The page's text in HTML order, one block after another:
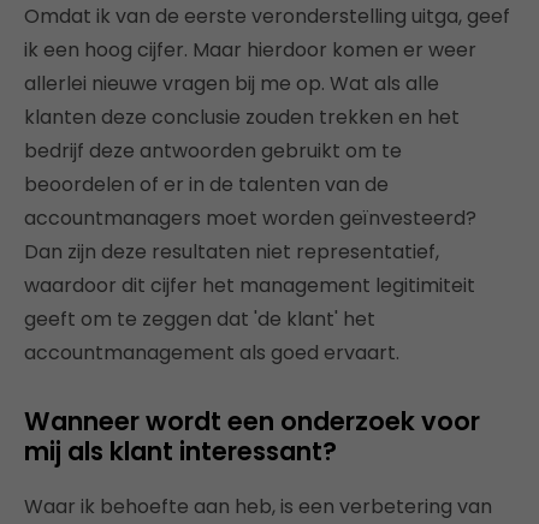
Omdat ik van de eerste veronderstelling uitga, geef
ik een hoog cijfer. Maar hierdoor komen er weer
allerlei nieuwe vragen bij me op. Wat als alle
klanten deze conclusie zouden trekken en het
bedrijf deze antwoorden gebruikt om te
beoordelen of er in de talenten van de
accountmanagers moet worden geïnvesteerd?
Dan zijn deze resultaten niet representatief,
waardoor dit cijfer het management legitimiteit
geeft om te zeggen dat 'de klant' het
accountmanagement als goed ervaart.
Wanneer wordt een onderzoek voor
mij als klant interessant?
Waar ik behoefte aan heb, is een verbetering van